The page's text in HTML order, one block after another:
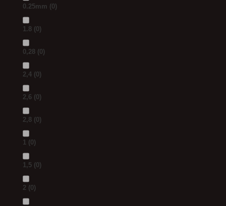
0.25mm (0)
1.8 (0)
0,28 (0)
2,4 (0)
2,6 (0)
2,8 (0)
1 (0)
1,5 (0)
2 (0)